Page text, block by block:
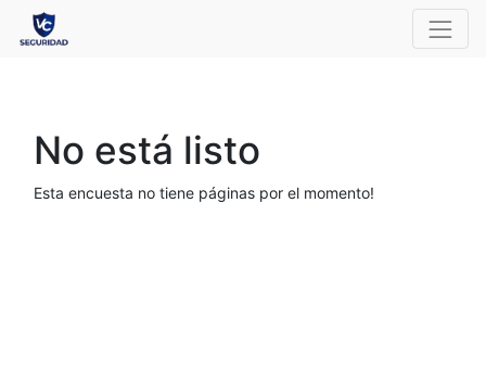
No está listo
Esta encuesta no tiene páginas por el momento!